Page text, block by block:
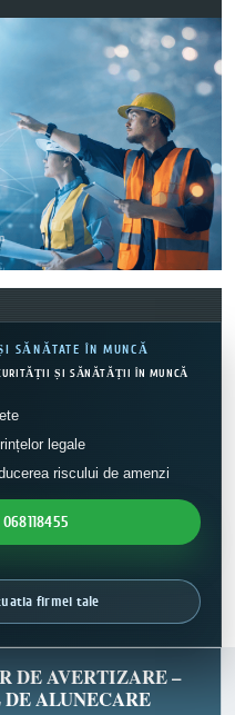
SĂNĂTATE ÎN MUNCĂ
ȘI SĂNĂTĂȚII ÎN MUNCĂ
legale
riscului de amenzi
firmei tale
DE AVERTIZARE –
ALUNECARE